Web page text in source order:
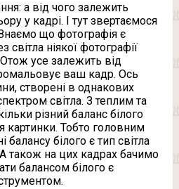
а від чого залежить
у кадрі. І тут звертаємося
що фотографія є
світла ніякої фотографії
усе залежить від
ваш кадр. Ось
створені в однакових
світла. З теплим та
різний баланс білого
картинки. Тобто головним
білого є тип світла
А також на цих кадрах бачимо
балансом білого є